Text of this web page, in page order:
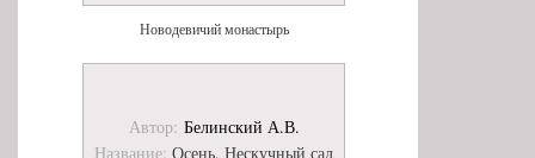
Новодевичий монастырь
Автор: Белинский А.В.
Название: Осень. Нескучный сад